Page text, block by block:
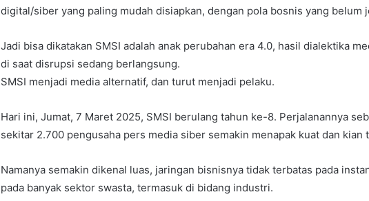
digital/siber yang paling mudah disiapkan, dengan pola bosnis yang belum
Jadi bisa dikatakan SMSI adalah anak perubahan era 4.0, hasil dialektika
di saat disrupsi sedang berlangsung.
SMSI menjadi media alternatif, dan turut menjadi pelaku.
Hari ini, Jumat, 7 Maret 2025, SMSI berulang tahun ke-8. Perjalanannya
sekitar 2.700 pengusaha pers media siber semakin menapak kuat dan kian
Namanya semakin dikenal luas, jaringan bisnisnya tidak terbatas pada
pada banyak sektor swasta, termasuk di bidang industri.